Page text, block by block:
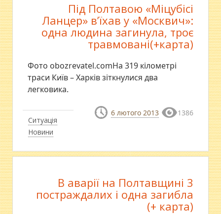
Ситуація
Новини
Під Полтавою «Міцубісі
Ланцер» в’їхав у «Москвич»:
одна людина загинула, троє
травмовані(+карта)
Фото obozrevatel.comНа 319 кілометрі
траси Київ – Харків зіткнулися два
легковика.
6 лютого 2013 1386
В аварії на Полтавщині 3
постраждалих і одна загибла
(+ карта)